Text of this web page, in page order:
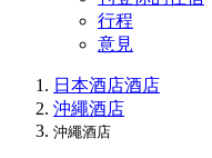
行程
意見
日本酒店酒店
沖繩酒店
沖繩酒店